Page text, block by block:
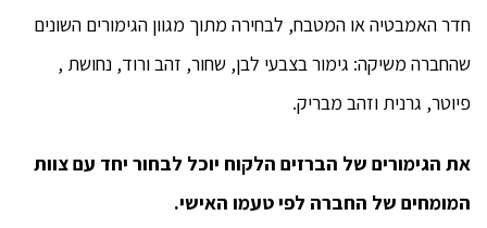
חדר האמבטיה או המטבח, לבחירה מתוך מגוון הגימורים השונים
שהחברה משיקה: גימור בצבעי לבן, שחור, זהב ורוד, נחושת ,
פיוטר, גרנית וזהב מבריק.
את הגימורים של הברזים הלקוח יוכל לבחור יחד עם צוות
המומחים של החברה לפי טעמו האישי.